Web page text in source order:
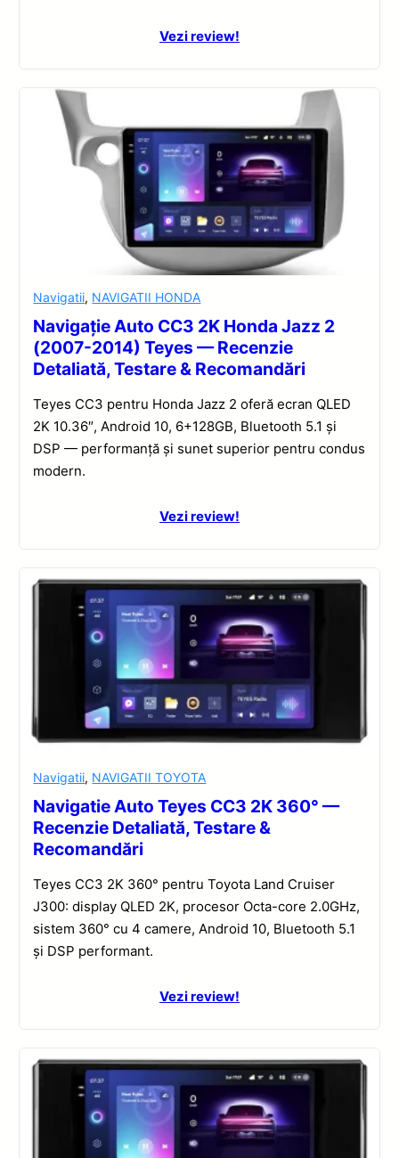
Vezi review!
Navigatii, NAVIGATII HONDA
Navigație Auto CC3 2K Honda Jazz 2
(2007-2014) Teyes — Recenzie
Detaliată, Testare & Recomandări
Teyes CC3 pentru Honda Jazz 2 oferă ecran QLED
2K 10.36″, Android 10, 6+128GB, Bluetooth 5.1 și
DSP — performanță și sunet superior pentru condus
modern.
Vezi review!
Navigatii, NAVIGATII TOYOTA
Navigatie Auto Teyes CC3 2K 360° —
Recenzie Detaliată, Testare &
Recomandări
Teyes CC3 2K 360° pentru Toyota Land Cruiser
J300: display QLED 2K, procesor Octa-core 2.0GHz,
sistem 360° cu 4 camere, Android 10, Bluetooth 5.1
și DSP performant.
Vezi review!